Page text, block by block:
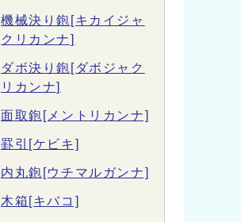
機械決り鉋[キカイジャ
クリカンナ]
ダボ決り鉋[ダボジャク
リカンナ]
面取鉋[メントリカンナ]
罫引[ケビキ]
内丸鉋[ウチマルガンナ]
木箱[キバコ]